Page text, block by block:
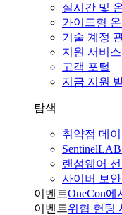
실시간 및
가이드형
기술 계정
지원 서비스
고객 포털
지금 지원
탐색
취약점 데
랜섬웨어
사이버 보안
이벤트OneCon에
이벤트위협 헌팅